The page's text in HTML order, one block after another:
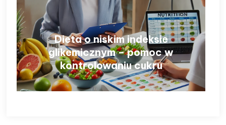
Dieta o niskim indeksie
glikemicznym – pomoc w
kontrolowaniu cukru